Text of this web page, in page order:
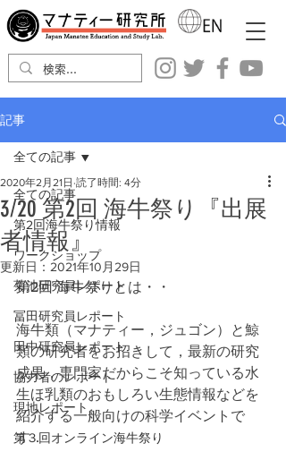
記事
全ての記事
第2回海牛祭り情報
ワークショップ
菊池研究員レポート
冨田研究員レポート
田中研究員レポート
協力者のレポート
現地レポート
第３回オンライン海牛祭り
全ての記事
3/20 第2回 海牛祭り『出展
者情報』
2020年2月21日 読了時間: 4分
更新日： 2021年10月29日
第2回 海牛祭りとは・・
海牛類（マナティー，ジュゴン）と鯨
類の研究者をお招きして，最新の研究
成果，専門家だからこそ知っている水
生ほ乳類のおもしろい生態情報などを
紹介する一般向けの科学イベントで
す．